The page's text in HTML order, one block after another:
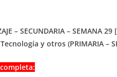
– SECUNDARIA –
y otros (PRIMARIA –